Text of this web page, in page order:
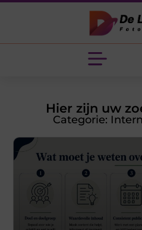
Hier zijn uw
Categorie: